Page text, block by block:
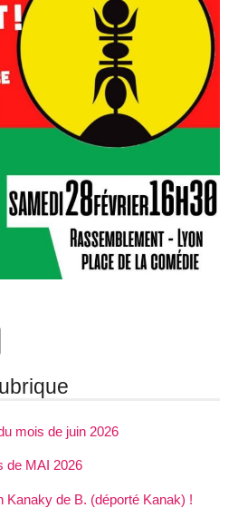
mois de juin 2026
de MAI 2026
Kanaky de B. (déporté Kanak) !